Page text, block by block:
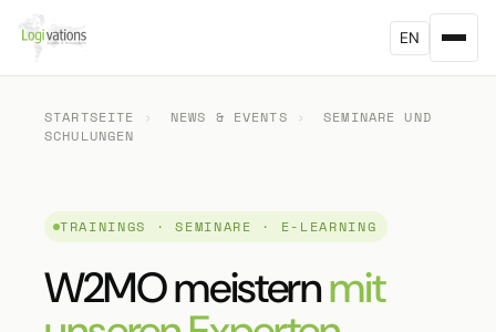
EN
STARTSEITE › NEWS & EVENTS ›
SEMINARE UND
SCHULUNGEN
TRAININGS · SEMINARE · E-LEARNING
W2MO meisternmit